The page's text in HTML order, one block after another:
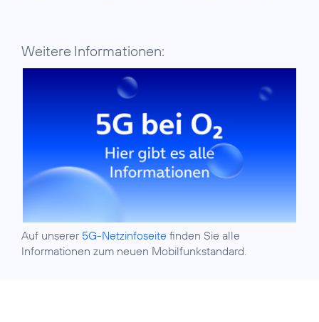
Weitere Informationen:
Auf unserer 5G-Netzinfoseite finden Sie alle
Informationen zum neuen Mobilfunkstandard.